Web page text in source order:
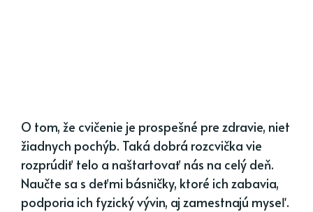
O tom, že cvičenie je prospešné pre zdravie, niet
žiadnych pochýb. Taká dobrá rozcvička vie
rozprúdiť telo a naštartovať nás na celý deň.
Naučte sa s deťmi básničky, ktoré ich zabavia,
podporia ich fyzický vývin, aj zamestnajú myseľ.